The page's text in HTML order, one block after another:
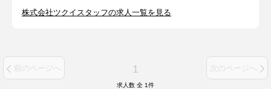
株式会社ツクイスタッフの求人一覧を見る
前のページへ 1 次のページへ
求人数 全 1件